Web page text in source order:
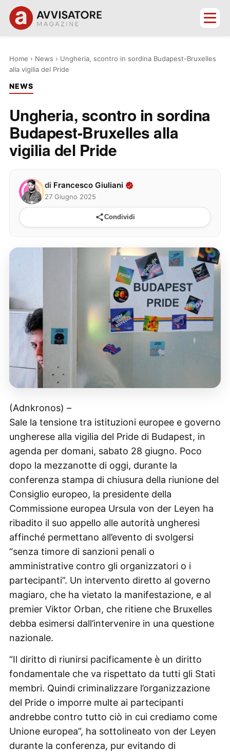
Home › News › Ungheria, scontro in sordina Budapest-Bruxelles
alla vigilia del Pride
NEWS
Ungheria, scontro in sordina
Budapest-Bruxelles alla
vigilia del Pride
di Francesco Giuliani
27 Giugno 2025
Condividi
(Adnkronos) –
Sale la tensione tra istituzioni europee e governo
ungherese alla vigilia del Pride di Budapest, in
agenda per domani, sabato 28 giugno. Poco
dopo la mezzanotte di oggi, durante la
conferenza stampa di chiusura della riunione del
Consiglio europeo, la presidente della
Commissione europea Ursula von der Leyen ha
ribadito il suo appello alle autorità ungheresi
affinché permettano all’evento di svolgersi
“senza timore di sanzioni penali o
amministrative contro gli organizzatori o i
partecipanti”. Un intervento diretto al governo
magiaro, che ha vietato la manifestazione, e al
premier Viktor Orban, che ritiene che Bruxelles
debba esimersi dall’intervenire in una questione
nazionale.
“Il diritto di riunirsi pacificamente è un diritto
fondamentale che va rispettato da tutti gli Stati
membri. Quindi criminalizzare l’organizzazione
del Pride o imporre multe ai partecipanti
andrebbe contro tutto ciò in cui crediamo come
Unione europea”, ha sottolineato von der Leyen
durante la conferenza, pur evitando di